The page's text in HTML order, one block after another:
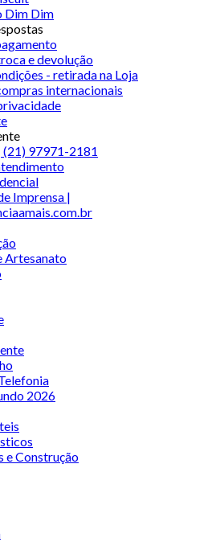
Dim Dim
e devolução
- retirada na Loja
internacionais
97971-2181
Imprensa |
Artesanato
2026
e Construção